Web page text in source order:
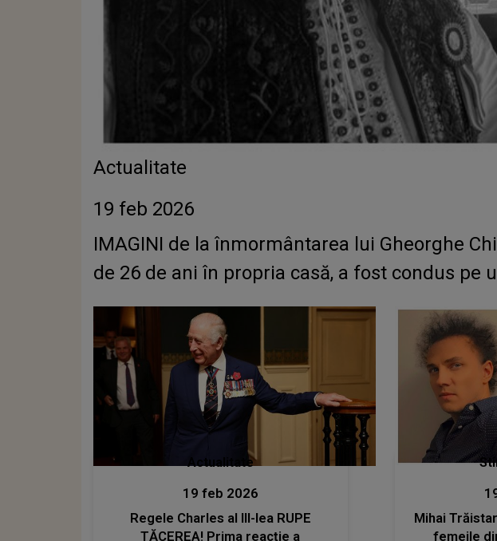
Actualitate
19 feb 2026
IMAGINI de la înmormântarea lui Gheorghe
de 26 de ani în propria casă, a fost condus pe
Actualitate
19 feb 2026
Regele Charles al III-lea RUPE
TĂCEREA! Prima reacție a
Mihai
femeile